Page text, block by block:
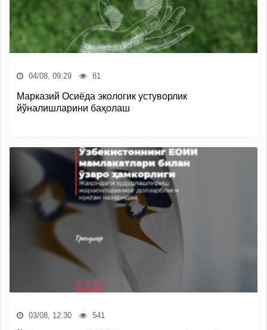
04/08, 09:29 81
Марказий Осиёда экологик устуворлик
йўналишларини баҳолаш
03/08, 12:30 541